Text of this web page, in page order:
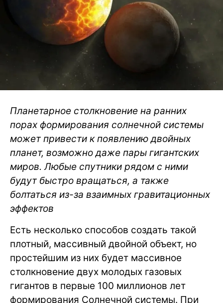
Планетарное столкновение на ранних
порах формирования солнечной системы
может привести к появлению двойных
планет, возможно даже пары гигантских
миров. Любые спутники рядом с ними
будут быстро вращаться, а также
болтаться из-за взаимных гравитационных
эффектов
Есть несколько способов создать такой
плотный, массивный двойной объект, но
простейшим из них будет массивное
столкновение двух молодых газовых
гигантов в первые 100 миллионов лет
формирования Солнечной системы. При